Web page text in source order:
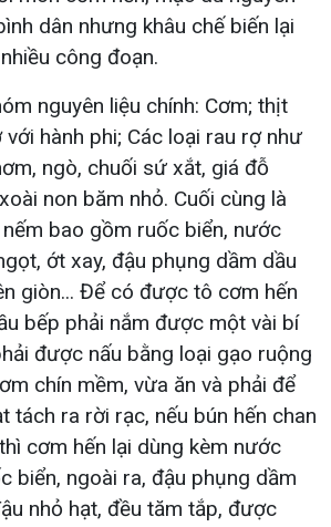
dân nhưng khâu chế biến lại
công đoạn.
nguyên liệu chính: Cơm; thịt
hành phi; Các loại rau rợ như
ngò, chuối sứ xắt, giá đỗ
non băm nhỏ. Cuối cùng là
bao gồm ruốc biển, nước
ớt xay, đậu phụng dầm dầu
giòn... Để có được tô cơm hến
bếp phải nắm được một vài bí
được nấu bằng loại gạo ruộng
chín mềm, vừa ăn và phải để
tách ra rời rạc, nếu bún hến chan
cơm hến lại dùng kèm nước
biển, ngoài ra, đậu phụng dầm
nhỏ hạt, đều tăm tắp, được